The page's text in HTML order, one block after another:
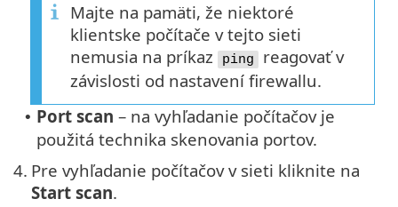
Majte na pamäti, že niektoré
klientske počítače v tejto sieti
nemusia na príkaz
ping
reagovať v
závislosti od nastavení firewallu.
• Port scan – na vyhľadanie počítačov je
použitá technika skenovania portov.
4. Pre vyhľadanie počítačov v sieti kliknite na
Start scan.